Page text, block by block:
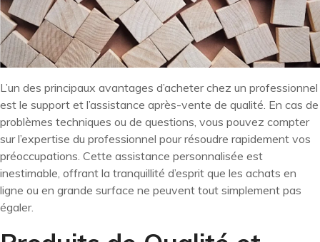
L’un des principaux avantages d’acheter chez un professionnel
est le support et l’assistance après-vente de qualité. En cas de
problèmes techniques ou de questions, vous pouvez compter
sur l’expertise du professionnel pour résoudre rapidement vos
préoccupations. Cette assistance personnalisée est
inestimable, offrant la tranquillité d’esprit que les achats en
ligne ou en grande surface ne peuvent tout simplement pas
égaler.